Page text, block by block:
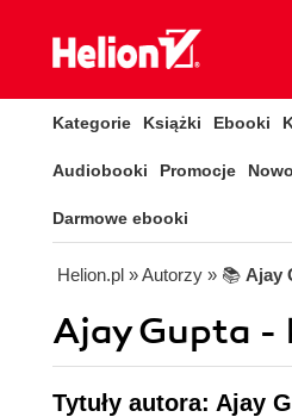
Kategorie Książki Ebooki
Audiobooki Promocje
Darmowe ebooki
Helion.pl » Autorzy » 📚 Ajay
Ajay Gupta -
Tytuły autora: Ajay